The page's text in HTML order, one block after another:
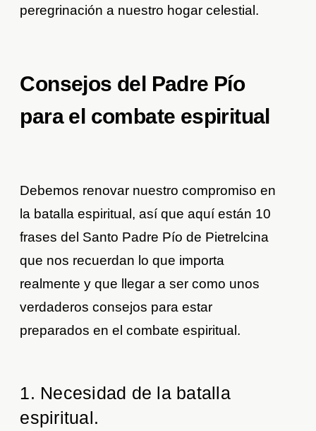
peregrinación a nuestro hogar celestial.
Consejos del Padre Pío
para el combate espiritual
Debemos renovar nuestro compromiso en
la batalla espiritual, así que aquí están 10
frases del Santo Padre Pío de Pietrelcina
que nos recuerdan lo que importa
realmente y que llegar a ser como unos
verdaderos consejos para estar
preparados en el combate espiritual.
1. Necesidad de la batalla
espiritual.